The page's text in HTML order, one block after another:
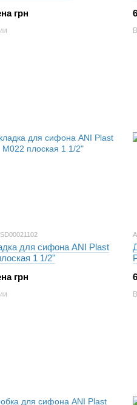
грн
для сифона ANI Plast
1 1/2"
грн